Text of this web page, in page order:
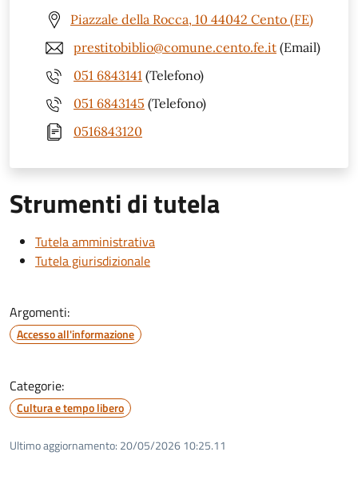
Piazzale della Rocca, 10 44042 Cento (FE)
prestitobiblio@comune.cento.fe.it (Email)
051 6843141 (Telefono)
051 6843145 (Telefono)
0516843120
Strumenti di tutela
Tutela amministrativa
Tutela giurisdizionale
Argomenti:
Accesso all'informazione
Categorie:
Cultura e tempo libero
Ultimo aggiornamento: 20/05/2026 10:25.11